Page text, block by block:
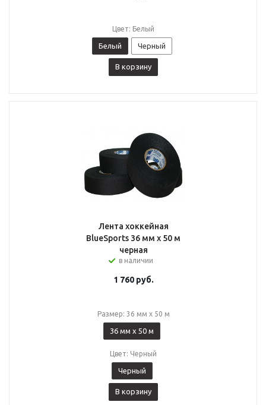
Цвет: Белый
Белый Черный
В корзину
Лента хоккейная
BlueSports 36 мм x 50 м
черная
в наличии
1 760руб.
Размер: 36 мм x 50 м
36 мм x 50 м
Цвет: Черный
Черный
В корзину